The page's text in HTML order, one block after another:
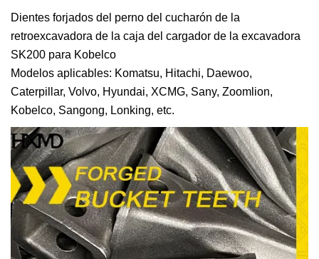
Dientes forjados del perno del cucharón de la
retroexcavadora de la caja del cargador de la excavadora
SK200 para Kobelco
Modelos aplicables: Komatsu, Hitachi, Daewoo,
Caterpillar, Volvo, Hyundai, XCMG, Sany, Zoomlion,
Kobelco, Sangong, Lonking, etc.